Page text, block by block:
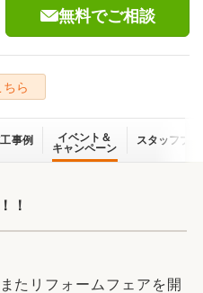
無料でご相談
ら
事例
イベント＆
キャンペーン
スタッフブ
！
たリフォームフェアを開